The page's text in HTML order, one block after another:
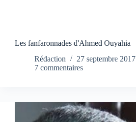
Les fanfaronnades d'Ahmed Ouyahia
Rédaction
27 septembre 2017
7 commentaires